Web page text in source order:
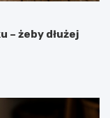
– żeby dłużej